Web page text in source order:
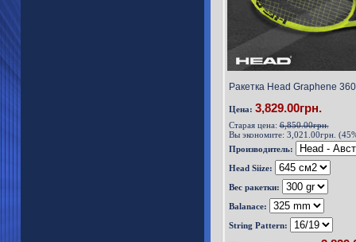
Ракетка Head Graphene
Цена: 3,829.00грн.
Старая цена:6,850.00грн.
Вы экономите: 3,021.00грн.
Производитель:
Head Siize:
Вес ракетки:
Balanace:
String Pattern: